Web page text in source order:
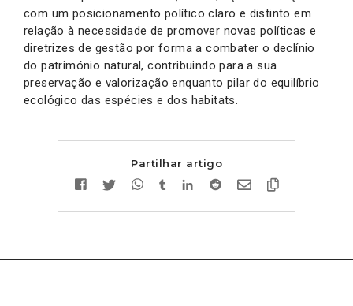
com um posicionamento político claro e distinto em
relação à necessidade de promover novas políticas e
diretrizes de gestão por forma a combater o declínio
do património natural, contribuindo para a sua
preservação e valorização enquanto pilar do equilíbrio
ecológico das espécies e dos habitats.
Partilhar artigo